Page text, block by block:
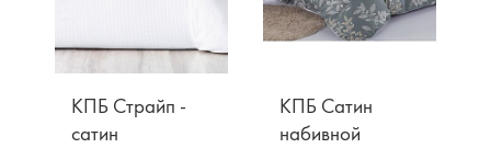
Возврат
КПБ Страйп -
сатин
КПБ Сатин
набивной